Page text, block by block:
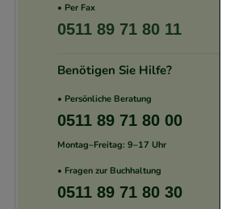
• Per Fax
0511 89 71 80 11
Benötigen Sie Hilfe?
• Persönliche Beratung
0511 89 71 80 00
Montag–Freitag: 9–17 Uhr
• Fragen zur Buchhaltung
0511 89 71 80 30